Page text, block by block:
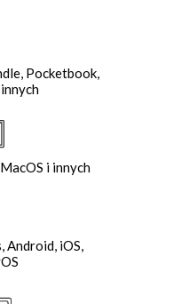
Pocketbook,
i innych
Android, iOS,